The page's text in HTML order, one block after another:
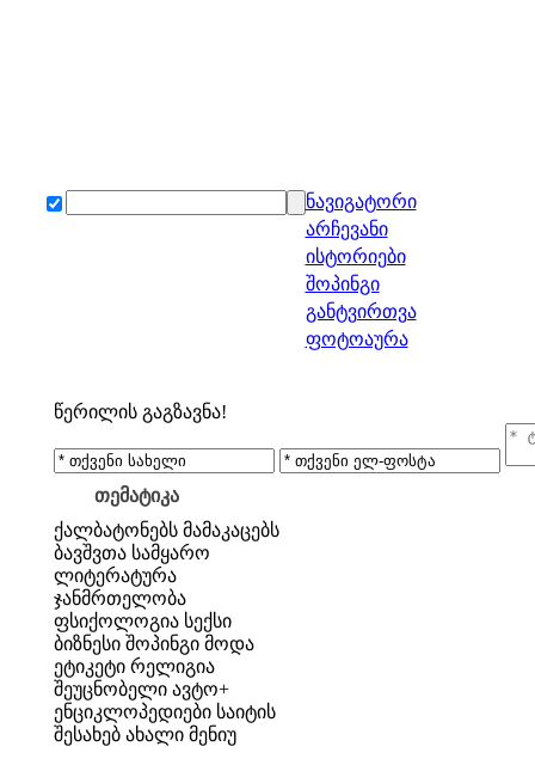
ნავიგატორი
არჩევანი
ისტორიები
შოპინგი
განტვირთვა
ფოტოაურა
წერილის გაგზავნა!
თემატიკა
ქალბატონებს მამაკაცებს
ბავშვთა სამყარო
ლიტერატურა
ჯანმრთელობა
ფსიქოლოგია სექსი
ბიზნესი შოპინგი მოდა
ეტიკეტი რელიგია
შეუცნობელი ავტო+
ენციკლოპედიები საიტის
შესახებ ახალი მენიუ